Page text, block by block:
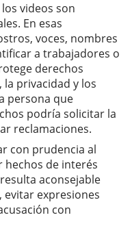
videos son
En esas
voces, nombres
a trabajadores o
derechos
privacidad y los
persona que
podría solicitar la
reclamaciones.
con prudencia al
hechos de interés
aconsejable
expresiones
con